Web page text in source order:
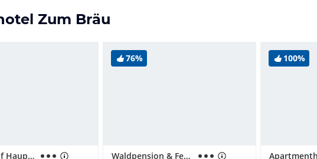
Zum Bräu
Burggasthof Hauptmann
76%
Waldpension & FeWo
100%